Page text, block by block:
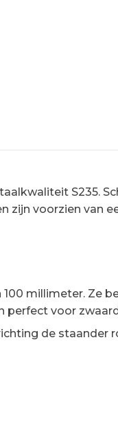
S235.
zijn voorzien van
millimeter. Ze
voor
de staander